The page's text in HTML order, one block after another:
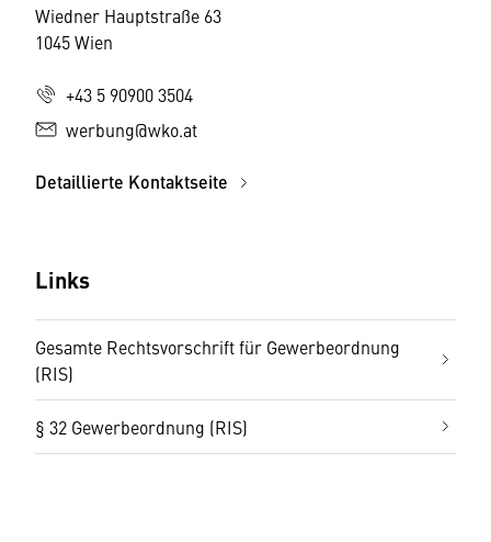
Wiedner Hauptstraße 63
1045 Wien
+43 5 90900 3504
werbung@wko.at
Detaillierte Kontaktseite
Links
Gesamte Rechtsvorschrift für Gewerbeordnung
(RIS)
§ 32 Gewerbeordnung (RIS)